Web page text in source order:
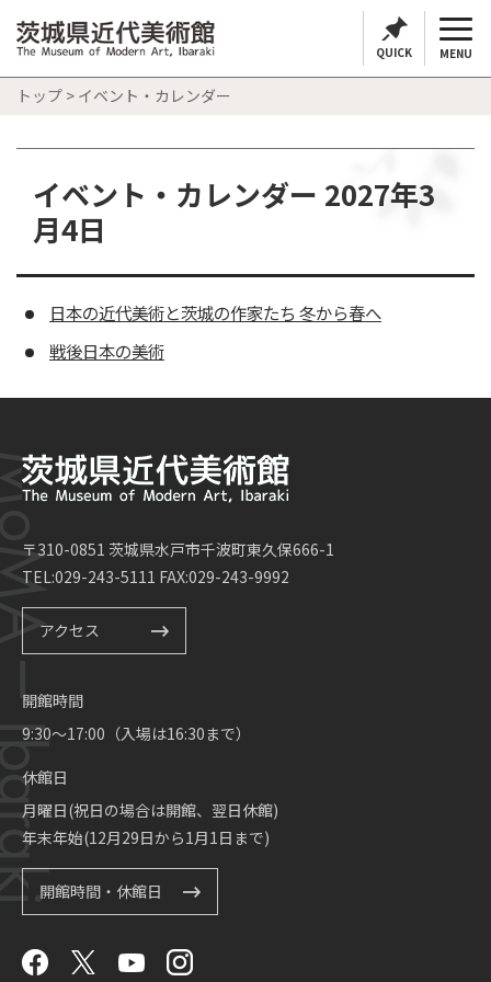
QUICK MENU
トップ > イベント・カレンダー
イベント・カレンダー 2027年3
月4日
日本の近代美術と茨城の作家たち 冬から春へ
戦後日本の美術
〒310-0851 茨城県水戸市千波町東久保666-1
TEL:029-243-5111 FAX:029-243-9992
アクセス
開館時間
9:30～17:00（入場は16:30まで）
休館日
月曜日(祝日の場合は開館、翌日休館)
年末年始(12月29日から1月1日まで)
開館時間・休館日